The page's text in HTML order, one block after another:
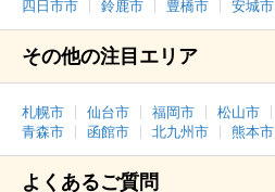
四日市市
鈴鹿市 豊橋市 安城市
その他の注目エリア
札幌市 仙台市 福岡市 松山市
青森市
函館市 北九州市 熊本市
よくあるご質問